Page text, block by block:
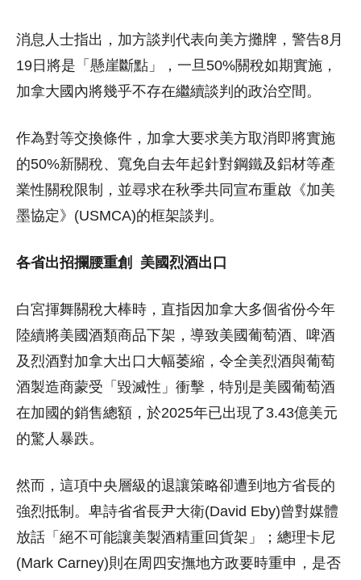
消息人士指出，加方談判代表向美方攤牌，警告8月
19日將是「懸崖斷點」，一旦50%關稅如期實施，
加拿大國內將幾乎不存在繼續談判的政治空間。
作為對等交換條件，加拿大要求美方取消即將實施
的50%新關稅、寬免自去年起針對鋼鐵及鋁材等產
業性關稅限制，並尋求在秋季共同宣布重啟《加美
墨協定》(USMCA)的框架談判。
各省出招攔腰重創 美國烈酒出口
白宮揮舞關稅大棒時，直指因加拿大多個省份今年
陸續將美國酒類商品下架，導致美國葡萄酒、啤酒
及烈酒對加拿大出口大幅萎縮，令全美烈酒與葡萄
酒製造商蒙受「毀滅性」衝擊，特別是美國葡萄酒
在加國的銷售總額，於2025年已出現了3.43億美元
的驚人暴跌。
然而，這項中央層級的退讓策略卻遭到地方省長的
強烈抵制。卑詩省省長尹大衛(David Eby)曾對媒體
放話「絕不可能讓美製酒精重回貨架」；總理卡尼
(Mark Carney)則在周四安撫地方政要時重申，是否